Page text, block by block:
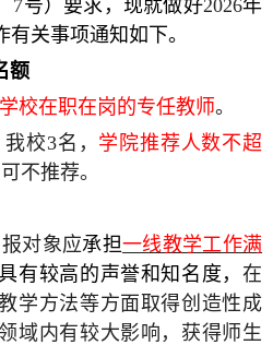
7号）要求，现就做好2026年
关事项通知如下。
额
学校在职在岗的专任教师。
我校3名， 学院推荐人数不超
不推荐。
对象应承担一线教学工作满
有较高的声誉和知名度，在
学方法等方面取得创造性成
域内有较大影响，获得师生